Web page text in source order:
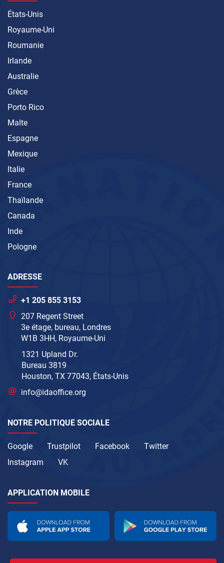
États-Unis
Royaume-Uni
Roumanie
Irlande
Australie
Grèce
Porto Rico
Malte
Espagne
Mexique
Italie
France
Thaïlande
Canada
Inde
Pologne
ADRESSE
+1 205 855 3153
207 Regent Street
3e étage, bureau, Londres
W1B 3HH, Royaume-Uni
1321 Upland Dr.
Bureau 3819
Houston, TX 77043, États-Unis
info@idaoffice.org
NOTRE POLITIQUE SOCIALE
Google Trustpilot Facebook
Twitter
Instagram
VK
APPLICATION MOBILE